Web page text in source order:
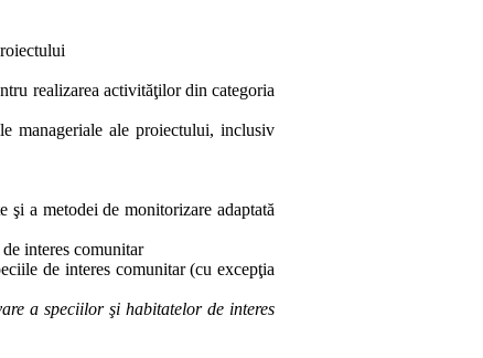
realizarea activităţilor din categoria
manageriale ale proiectului, inclusiv
a metodei de monitorizare adaptată
interes comunitar
de interes comunitar (cu excepţia
a speciilor şi habitatelor de interes